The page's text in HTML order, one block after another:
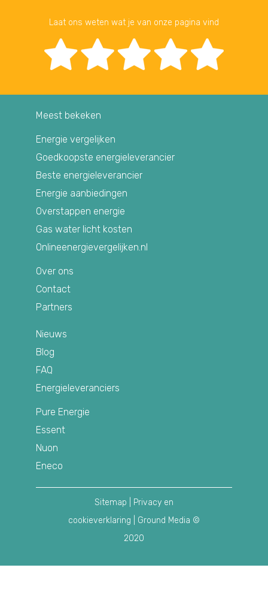
Laat ons weten wat je van onze pagina vind
Meest bekeken
Energie vergelijken
Goedkoopste energieleverancier
Beste energieleverancier
Energie aanbiedingen
Overstappen energie
Gas water licht kosten
Onlineenergievergelijken.nl
Over ons
Contact
Partners
Nieuws
Blog
FAQ
Energieleveranciers
Pure Energie
Essent
Nuon
Eneco
Sitemap
Privacy en
cookieverklaring | Ground Media ©
2020